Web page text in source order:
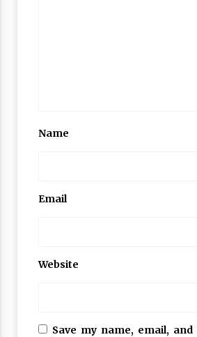
Name
Email
Website
Save my name, email,